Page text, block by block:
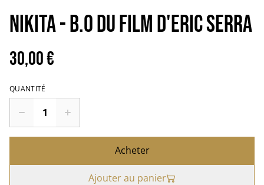
NIKITA - B.O du film d'Eric Serra
30,00 €
QUANTITÉ
Acheter
Ajouter au panier